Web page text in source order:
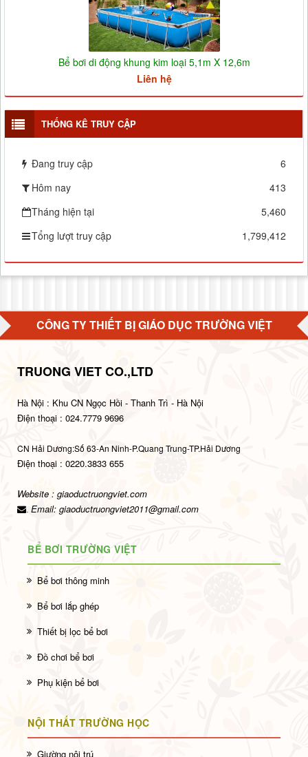
Bể bơi di động khung kim loại 5,1m X 12,6m
Liên hệ
THỐNG KÊ TRUY CẬP
Đang truy cập
6
Hôm nay
413
Tháng hiện tại
5,460
Tổng lượt truy cập
1,799,412
CÔNG TY THIẾT BỊ GIÁO DỤC TRƯỜNG VIỆT
TRUONG VIET CO.,LTD
Hà Nội : Khu CN Ngọc Hồi - Thanh Trì - Hà Nội
Điện thoại : 024.7779 9696
CN Hải Dương:Số 63-An Ninh-P.Quang Trung-TP.Hải Dương
Điện thoại : 0220.3833 655
Website : giaoductruongviet.com
Email: giaoductruongviet2011@gmail.com
BỂ BƠI TRƯỜNG VIỆT
Bể bơi thông minh
Bể bơi lắp ghép
Thiết bị lọc bể bơi
Đồ chơi bể bơi
Phụ kiện bể bơi
NỘI THẤT TRƯỜNG HỌC
Giường nội trú